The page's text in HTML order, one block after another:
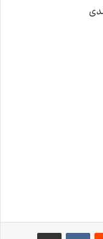
‫VKontakteاشتراک گذاری از طریق ایمیل